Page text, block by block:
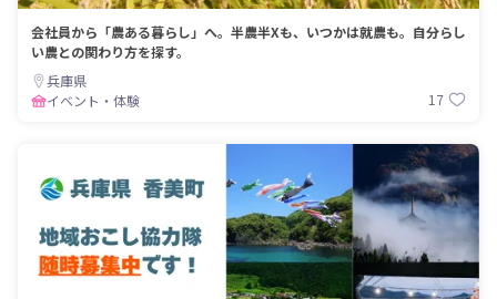
会社員から「農ある暮らし」へ。半農半Xも、いつかは就農も。自分らし
い農との関わり方を探す。
兵庫県
イベント・体験
17